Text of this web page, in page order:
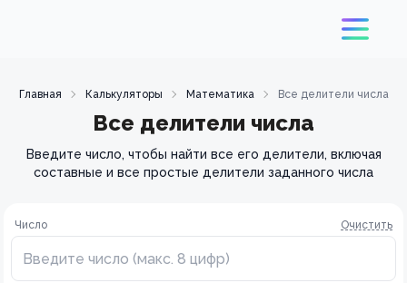
Главная Калькуляторы Математика Все делители числа
Все делители числа
Введите число, чтобы найти все его делители, включая
составные и все простые делители заданного числа
Число Очистить